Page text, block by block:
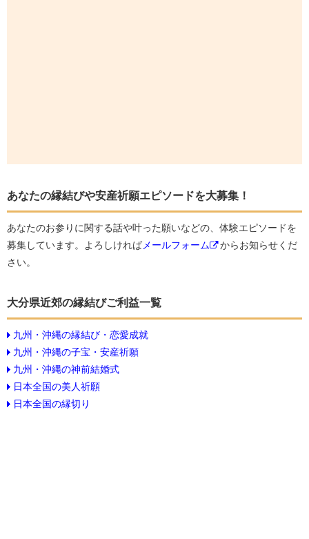
あなたの縁結びや安産祈願エピソードを大募集！
あなたのお参りに関する話や叶った願いなどの、体験エピソードを
募集しています。よろしければメールフォーム
からお知らせくだ
さい。
大分県近郊の縁結びご利益一覧
九州・沖縄の縁結び・恋愛成就
九州・沖縄の子宝・安産祈願
九州・沖縄の神前結婚式
日本全国の美人祈願
日本全国の縁切り